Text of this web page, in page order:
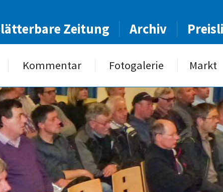
Zeitung Archiv
Kommentar Fotogalerie Markt